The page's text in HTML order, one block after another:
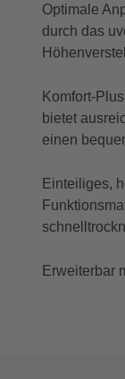
Optimale
durch das
Komfort-
bietet
einen
Einteiliges,
Erweiterbar